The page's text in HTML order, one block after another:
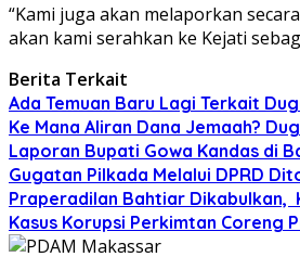
“Kami juga akan melaporkan
akan kami serahkan ke Kejati
Berita Terkait
Ada Temuan Baru Lagi Terkait
Ke Mana Aliran Dana Jemaah?
Laporan Bupati Gowa Kandas di
Gugatan Pilkada Melalui DPRD
Praperadilan Bahtiar Dikabulkan,
Kasus Korupsi Perkimtan Coreng